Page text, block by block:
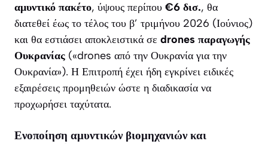
αμυντικό πακέτο, ύψους περίπου €6 δισ., θα
διατεθεί έως το τέλος του β’ τριμήνου 2026 (Ιούνιος)
και θα εστιάσει αποκλειστικά σε drones παραγωγής
Ουκρανίας («drones από την Ουκρανία για την
Ουκρανία»). Η Επιτροπή έχει ήδη εγκρίνει ειδικές
εξαιρέσεις προμηθειών ώστε η διαδικασία να
προχωρήσει ταχύτατα.
Ενοποίηση αμυντικών βιομηχανιών και